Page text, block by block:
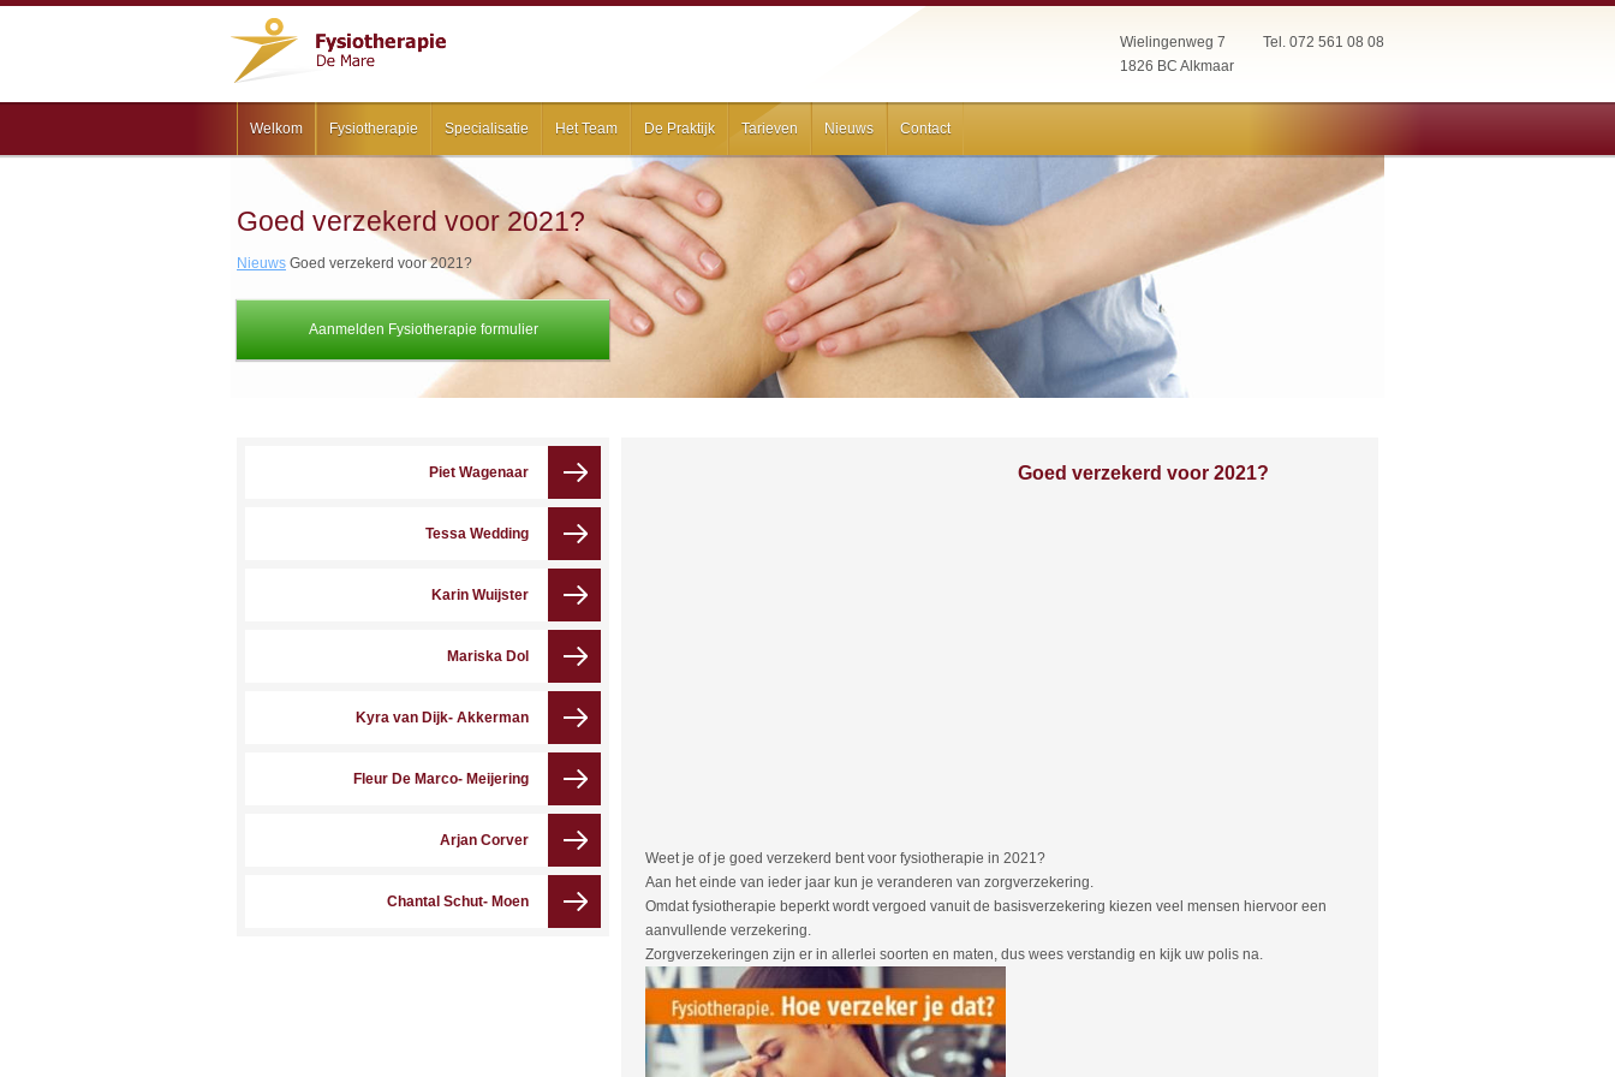
Wielingenweg 7
1826 BC Alkmaar
Tel. 072 561 08 08
Welkom Fysiotherapie Specialisatie Het Team De Praktijk Tarieven Nieuws Contact
Aanmelden Fysiotherapie formulier
Goed verzekerd voor 2021?
Nieuws Goed verzekerd voor 2021?
Piet Wagenaar
Tessa Wedding
Karin Wuijster
Mariska Dol
Kyra van Dijk- Akkerman
Fleur De Marco- Meijering
Arjan Corver
Chantal Schut- Moen
Goed verzekerd voor 2021?
Weet je of je goed verzekerd bent voor fysiotherapie in 2021?
Aan het einde van ieder jaar kun je veranderen van zorgverzekering.
Omdat fysiotherapie beperkt wordt vergoed vanuit de basisverzekering kiezen veel mensen hiervoor een
aanvullende verzekering.
Zorgverzekeringen zijn er in allerlei soorten en maten, dus wees verstandig en kijk uw polis na.